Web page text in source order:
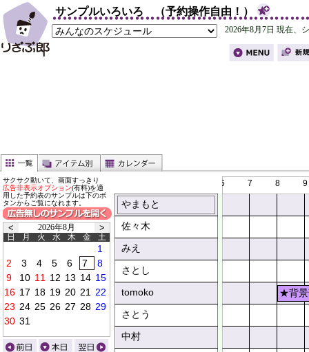
サンプルいろいろ （予約操作自由！）
サクサク動いて、画面すっきり
広告非表示オプション(有料)を適
用した予約表のサンプルは下のボ
タンからご覧になれます。
2026年8月
日
月 火 水 木 金
土
やまもと
佐々木
みえ
さとし
tomoko
さとう
中村
★背景
6 7 8 9